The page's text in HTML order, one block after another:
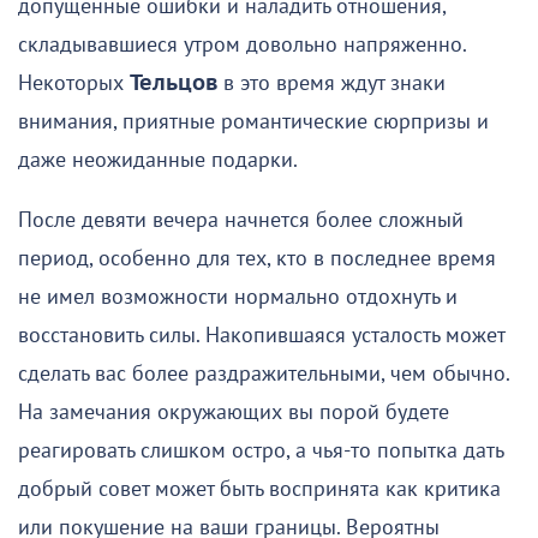
допущенные ошибки и наладить отношения,
складывавшиеся утром довольно напряженно.
Некоторых Тельцов в это время ждут знаки
внимания, приятные романтические сюрпризы и
даже неожиданные подарки.
После девяти вечера начнется более сложный
период, особенно для тех, кто в последнее время
не имел возможности нормально отдохнуть и
восстановить силы. Накопившаяся усталость может
сделать вас более раздражительными, чем обычно.
На замечания окружающих вы порой будете
реагировать слишком остро, а чья-то попытка дать
добрый совет может быть воспринята как критика
или покушение на ваши границы. Вероятны